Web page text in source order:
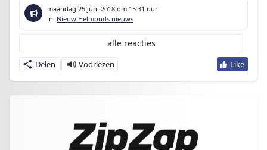
maandag 25 juni 2018 om 15:31 uur
in: Nieuw Helmonds nieuws
Delen
alle reacties